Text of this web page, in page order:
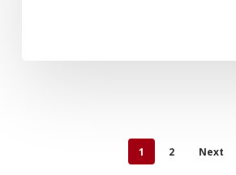
1 2 Next